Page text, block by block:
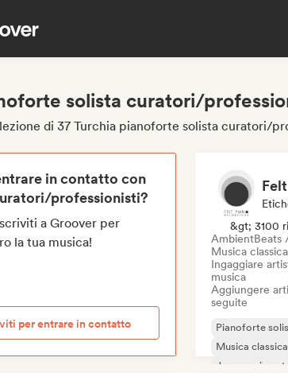
solista curatori/
di 37 Turchia pianoforte solista curatori/
in contatto con
professionisti?
a Groover per
la tua musica!
per entrare in contatto
&gt; 3100
AmbientBeats
Musica classica
Ingaggiare
musica
Aggiungere
seguite
Pianoforte
Musica classica
Jazz